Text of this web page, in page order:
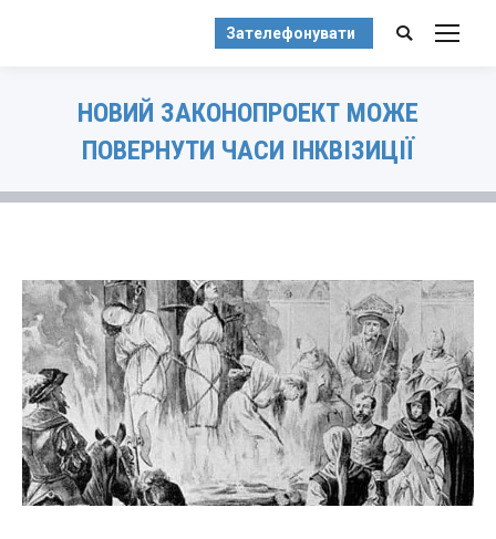
Зателефонувати Search:
НОВИЙ ЗАКОНОПРОЕКТ МОЖЕ
ПОВЕРНУТИ ЧАСИ ІНКВІЗИЦІЇ